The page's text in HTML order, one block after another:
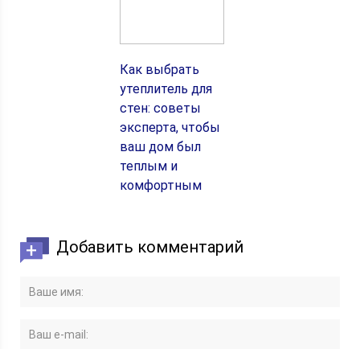
Как выбрать
утеплитель для
стен: советы
эксперта, чтобы
ваш дом был
теплым и
комфортным
Добавить комментарий